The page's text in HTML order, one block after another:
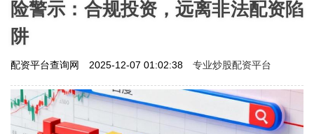
险警示：合规投资，远离非法配资陷
阱
配资平台查询网 2025-12-07 01:02:38 专业炒股配资平台